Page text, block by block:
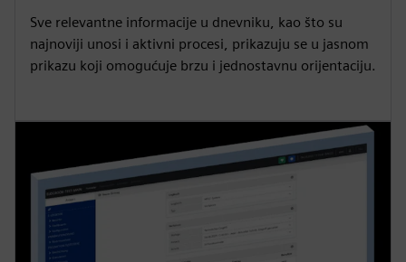
Sve relevantne informacije u dnevniku, kao što su
najnoviji unosi i aktivni procesi, prikazuju se u jasnom
prikazu koji omogućuje brzu i jednostavnu orijentaciju.